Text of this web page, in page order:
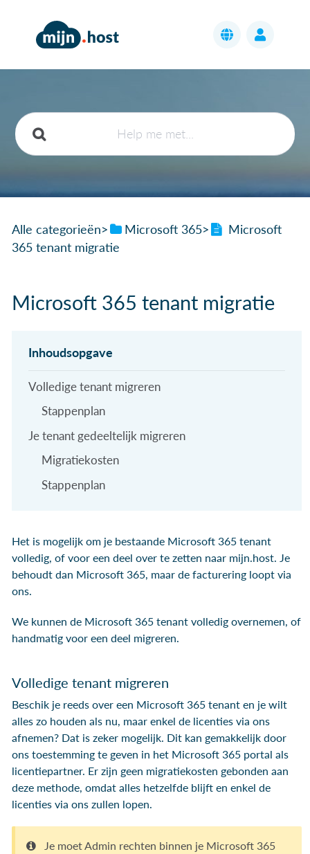
Alle categorieën​>​ ​Microsoft 365​>​
Microsoft
365 tenant migratie
Microsoft 365 tenant migratie
Volledige tenant migreren
Stappenplan
Je tenant gedeeltelijk migreren
Migratiekosten
Stappenplan
Het is mogelijk om je bestaande Microsoft 365 tenant
volledig, of voor een deel over te zetten naar mijn.host. Je
behoudt dan Microsoft 365, maar de facturering loopt via
ons.
We kunnen de Microsoft 365 tenant volledig overnemen, of
handmatig voor een deel migreren.
Volledige tenant migreren
Beschik je reeds over een Microsoft 365 tenant en je wilt
alles zo houden als nu, maar enkel de licenties via ons
afnemen? Dat is zeker mogelijk. Dit kan gemakkelijk door
ons toestemming te geven in het Microsoft 365 portal als
licentiepartner. Er zijn geen migratiekosten gebonden aan
deze methode, omdat alles hetzelfde blijft en enkel de
licenties via ons zullen lopen.
Je moet Admin rechten binnen je Microsoft 365